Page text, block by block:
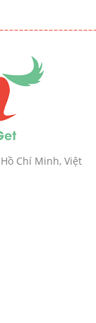
Chí Minh, Việt